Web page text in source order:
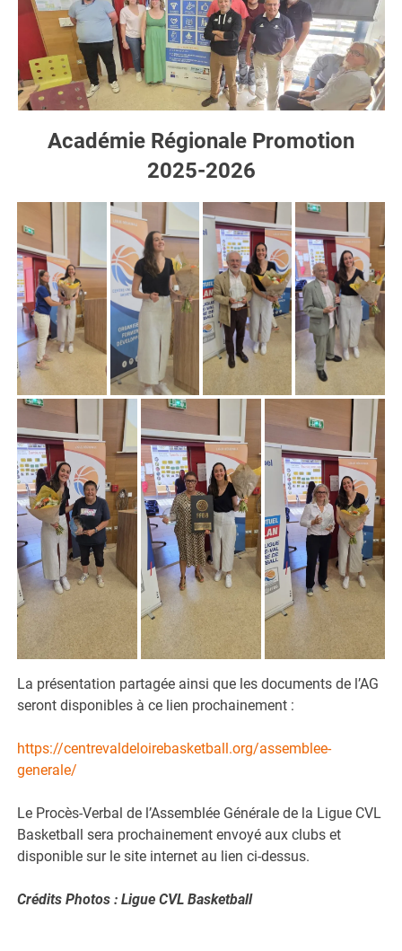
Académie Régionale Promotion
2025-2026
La présentation partagée ainsi que les documents de l’AG
seront disponibles à ce lien prochainement :
https://centrevaldeloirebasketball.org/assemblee-
generale/
Le Procès-Verbal de l’Assemblée Générale de la Ligue CVL
Basketball sera prochainement envoyé aux clubs et
disponible sur le site internet au lien ci-dessus.
Crédits Photos : Ligue CVL Basketball